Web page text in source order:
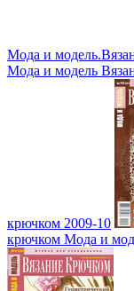
Мода и
Мода и модель
крючком 2009-10
крючком Мода и